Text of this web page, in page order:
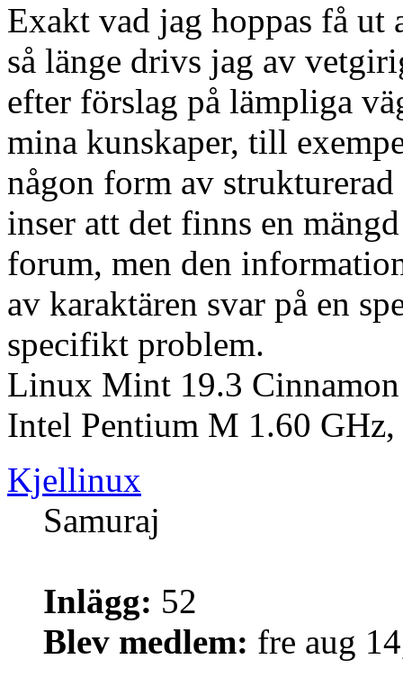
Exakt vad jag hoppas få
så länge drivs jag av
efter förslag på lämpliga
mina kunskaper, till
någon form av strukturerad
inser att det finns en
forum, men den
av karaktären svar på en
specifikt problem.
Linux Mint 19.3
Intel Pentium M 1.60
Kjellinux
Samuraj
Inlägg: 52
Blev medlem: fre aug